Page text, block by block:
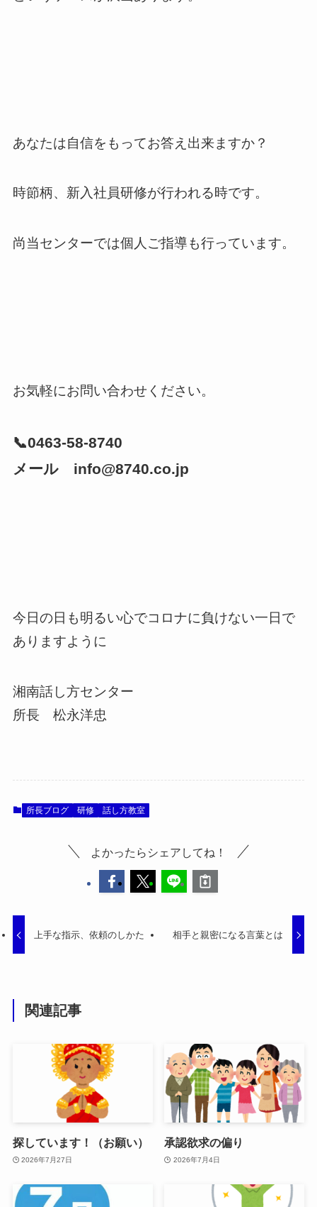
あなたは自信をもってお答え出来ますか？
時節柄、新入社員研修が行われる時です。
尚当センターでは個人ご指導も行っています。
お気軽にお問い合わせください。
📞0463-58-8740
メール info@8740.co.jp
今日の日も明るい心でコロナに負けない一日で
ありますように
湘南話し方センター
所長 松永洋忠
所長ブログ 研修 話し方教室
よかったらシェアしてね！
上手な指示、依頼のしかた 相手と親密になる言葉とは
関連記事
探しています！（お願い）
2026年7月27日
承認欲求の偏り
2026年7月4日